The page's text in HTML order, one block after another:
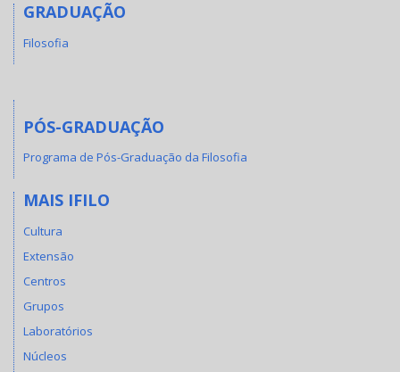
GRADUAÇÃO
Filosofia
PÓS-GRADUAÇÃO
Programa de Pós-Graduação da Filosofia
MAIS IFILO
Cultura
Extensão
Centros
Grupos
Laboratórios
Núcleos